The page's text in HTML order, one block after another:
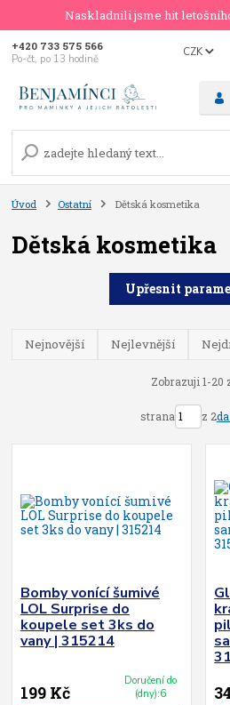
Naskladnili jsme hit
CZK
+420 733 575 566
Po-čt, po 13 hodině
Úvod Ostatní Dětská kosmetika
Dětská kosmetika
Upřesnit
Nejnovější Nejlevnější
Zobrazuji 1-20
strana z 2
Bomby vonící šumivé
LOL Surprise do
koupele set 3ks do
vany | 315214
199 Kč
Doručení do
(dny):6